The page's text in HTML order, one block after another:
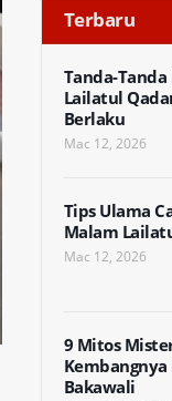
Terbaru
Tanda-
Lailatul
Berlaku
Mac 12, 2026
Tips Ulama
Malam
Mac 12, 2026
9 Mitos
Kembangnya
Bakawali